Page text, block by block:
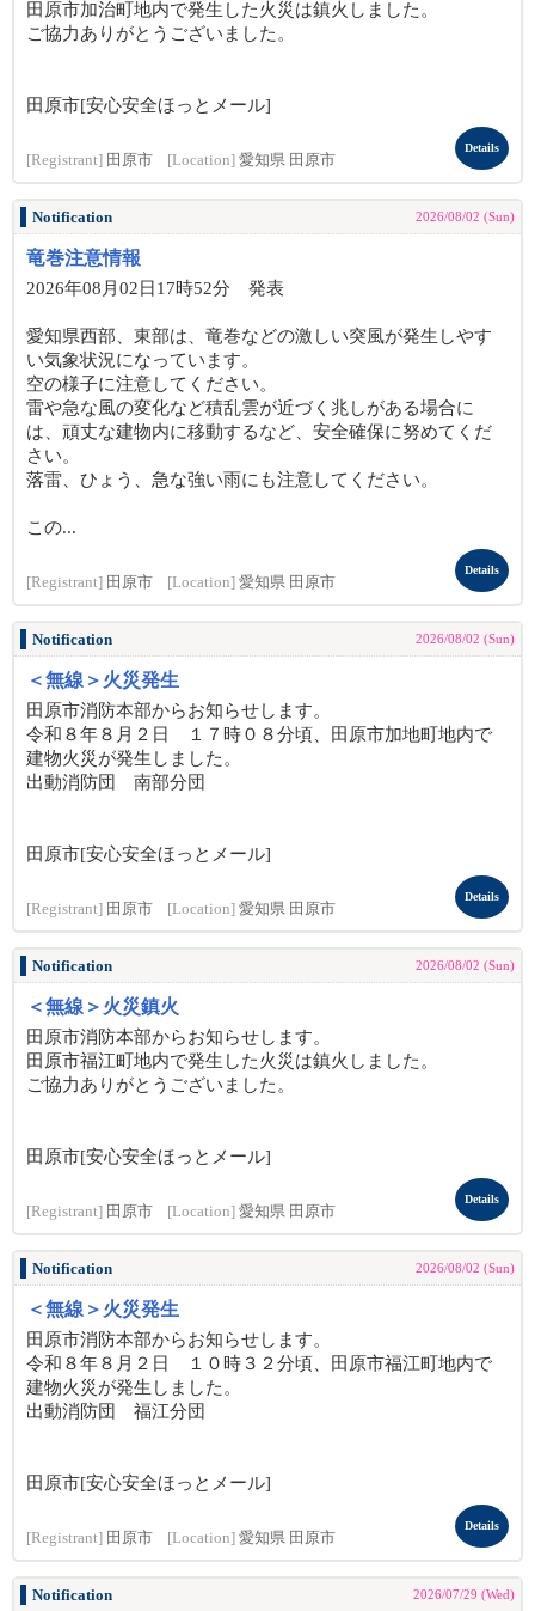
田原市加治町地内で発生した火災は鎮火しました。
ご協力ありがとうございました。
田原市[安心安全ほっとメール]
[Registrant] 田原市 [Location] 愛知県 田原市
Details
Notification 2026/08/02 (Sun)
竜巻注意情報
2026年08月02日17時52分 発表
愛知県西部、東部は、竜巻などの激しい突風が発生しやす
い気象状況になっています。
空の様子に注意してください。
雷や急な風の変化など積乱雲が近づく兆しがある場合に
は、頑丈な建物内に移動するなど、安全確保に努めてくだ
さい。
落雷、ひょう、急な強い雨にも注意してください。
この...
[Registrant] 田原市 [Location] 愛知県 田原市
Details
Notification 2026/08/02 (Sun)
＜無線＞火災発生
田原市消防本部からお知らせします。
令和８年８月２日 １７時０８分頃、田原市加地町地内で
建物火災が発生しました。
出動消防団 南部分団
田原市[安心安全ほっとメール]
[Registrant] 田原市 [Location] 愛知県 田原市
Details
Notification 2026/08/02 (Sun)
＜無線＞火災鎮火
田原市消防本部からお知らせします。
田原市福江町地内で発生した火災は鎮火しました。
ご協力ありがとうございました。
田原市[安心安全ほっとメール]
[Registrant] 田原市 [Location] 愛知県 田原市
Details
Notification 2026/08/02 (Sun)
＜無線＞火災発生
田原市消防本部からお知らせします。
令和８年８月２日 １０時３２分頃、田原市福江町地内で
建物火災が発生しました。
出動消防団 福江分団
田原市[安心安全ほっとメール]
[Registrant] 田原市 [Location] 愛知県 田原市
Details
Notification 2026/07/29 (Wed)